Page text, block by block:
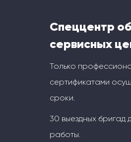
Спеццентр
сервисных
Только
сертификатами
сроки.
30 выездных бригад
работы.